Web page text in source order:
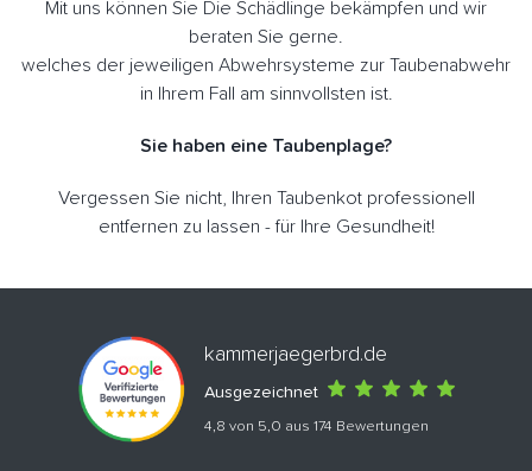
Mit uns können Sie Die Schädlinge bekämpfen und wir
beraten Sie gerne.
welches der jeweiligen Abwehrsysteme zur Taubenabwehr
in Ihrem Fall am sinnvollsten ist.
Sie haben eine Taubenplage?
Vergessen Sie nicht, Ihren Taubenkot professionell
entfernen zu lassen - für Ihre Gesundheit!
kammerjaegerbrd.de
Ausgezeichnet
4,8 von 5,0 aus 174 Bewertungen